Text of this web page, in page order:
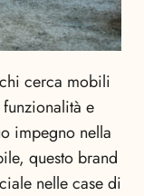
cerca mobili
e
impegno nella
questo brand
nelle case di